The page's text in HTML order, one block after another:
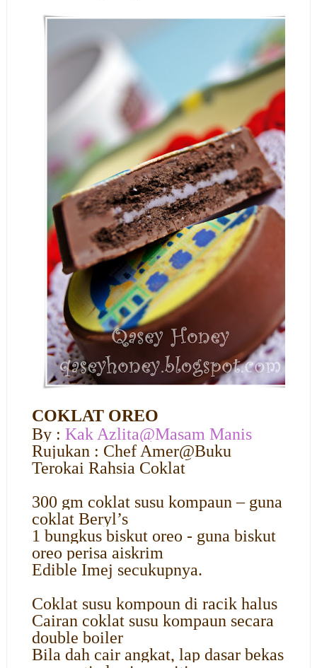
COKLAT OREO
By : Kak Azlita@Masam Manis
Rujukan : Chef Amer@Buku
Terokai Rahsia Coklat
300 gm coklat susu kompaun – guna
coklat Beryl’s
1 bungkus biskut oreo - guna biskut
oreo perisa aiskrim
Edible Imej secukupnya.
Coklat susu kompoun di racik halus
Cairan coklat susu kompaun secara
double boiler
Bila dah cair angkat, lap dasar bekas